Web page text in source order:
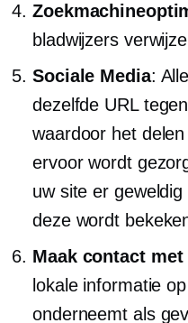
bladwijzers
Sociale Media:
dezelfde URL
waardoor het
ervoor wordt
uw site er
deze wordt
Maak contact
lokale informatie
onderneemt als